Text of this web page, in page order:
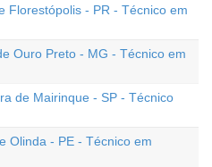
Florestópolis - PR - Técnico em
Ouro Preto - MG - Técnico em
de Mairinque - SP - Técnico
Olinda - PE - Técnico em